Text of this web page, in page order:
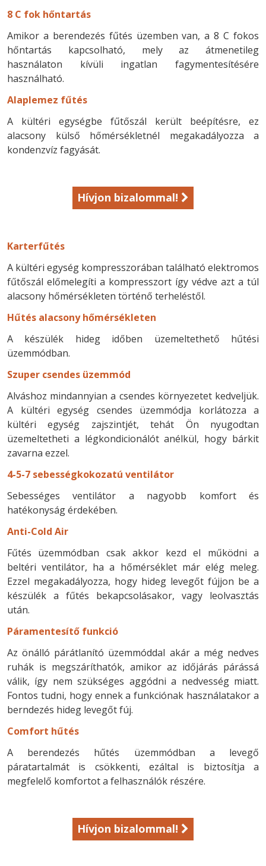
8 C fok hőntartás
Amikor a berendezés fűtés üzemben van, a 8 C fokos
hőntartás kapcsolható, mely az átmenetileg
használaton kívüli ingatlan fagymentesítésére
használható.
Alaplemez fűtés
A kültéri egységbe fűtőszál került beépítésre, ez
alacsony külső hőmérsékletnél megakadályozza a
kondenzvíz fagyását.
Hívjon bizalommal!
Karterfűtés
A kültéri egység kompresszorában található elektromos
fűtőszál előmelegíti a kompresszort így védve azt a túl
alacsony hőmérsékleten történő terheléstől.
Hűtés alacsony hőmérsékleten
A készülék hideg időben üzemeltethető hűtési
üzemmódban.
Szuper csendes üzemmód
Alváshoz mindannyian a csendes környezetet kedveljük.
A kültéri egység csendes üzemmódja korlátozza a
kültéri egység zajszintjét, tehát Ön nyugodtan
üzemeltetheti a légkondicionálót anélkül, hogy bárkit
zavarna ezzel.
4-5-7 sebességkokozatú ventilátor
Sebességes ventilátor a nagyobb komfort és
hatékonyság érdekében.
Anti-Cold Air
Fűtés üzemmódban csak akkor kezd el működni a
beltéri ventilátor, ha a hőmérséklet már elég meleg.
Ezzel megakadályozza, hogy hideg levegőt fújjon be a
készülék a fűtés bekapcsolásakor, vagy leolvasztás
után.
Páramentesítő funkció
Az önálló párátlanító üzemmóddal akár a még nedves
ruhák is megszáríthatók, amikor az időjárás párássá
válik, így nem szükséges aggódni a nedvesség miatt.
Fontos tudni, hogy ennek a funkciónak használatakor a
berndezés hideg levegőt fúj.
Comfort hűtés
A berendezés hűtés üzemmódban a levegő
páratartalmát is csökkenti, ezáltal is biztosítja a
megfelelő komfortot a felhasználók részére.
Hívjon bizalommal!